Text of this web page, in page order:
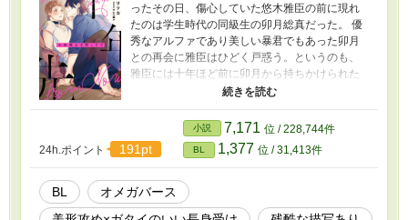
ったその日、傷心していた悠木雅臣の前に現れ
たのは学生時代の同級生の卯月総真だった。 優
秀なアルファであり美しい暴君でもあった卯月
との再会に雅臣はひどく戸惑う。というのも、
雅臣には十年ほど前に卯月から持ちかけられた
婚約話を断った過去があったからだ。 だからと
んなはずはない。そう雅臣は思っていたのだが
── 失敗作だと貶され傷つけられてきたガタイの
いい長身オメガが、一途な俺様アルファにとろ
とろに愛されて幸せになる話。 口の悪い美形α×
ネガティブな不憫Ω 本編完結済み。 時々、後日
談や番外編などを更新してます。 ※オメガバー
24h.ポイント 191pt
小説 7,171 位 / 228,744件
BL 1,377 位 / 31,413件
BL
オメガバース